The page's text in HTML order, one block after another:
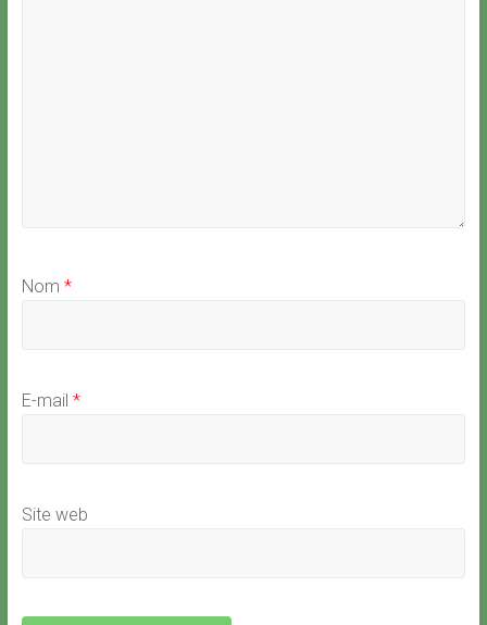
Nom *
E-mail *
Site web